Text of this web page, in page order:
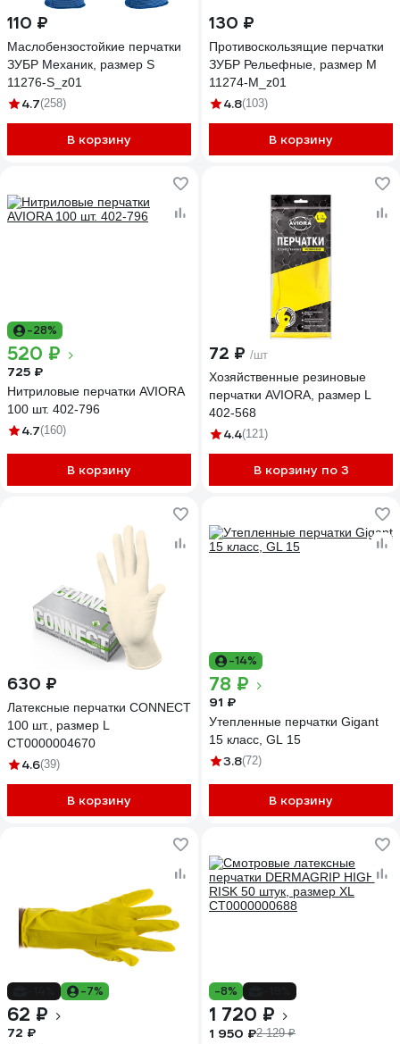
110 ₽
Маслобензостойкие перчатки
ЗУБР Механик, размер S
11276-S_z01
4.7(258)
В корзину
130 ₽
Противоскользящие перчатки
ЗУБР Рельефные, размер M
11274-M_z01
4.8(103)
В корзину
-28%
520 ₽
725 ₽
Нитриловые перчатки AVIORA
100 шт. 402-796
4.7(160)
В корзину
72 ₽ /шт
Хозяйственные резиновые
перчатки AVIORA, размер L
402-568
4.4(121)
В корзину по 3
630 ₽
Латексные перчатки CONNECT
100 шт., размер L
CТ0000004670
4.6(39)
В корзину
-14%
78 ₽
91 ₽
Утепленные перчатки Gigant
15 класс, GL 15
3.8(72)
В корзину
-7%
62 ₽
72 ₽
-8%
1 720 ₽
1 950 ₽2 129 ₽